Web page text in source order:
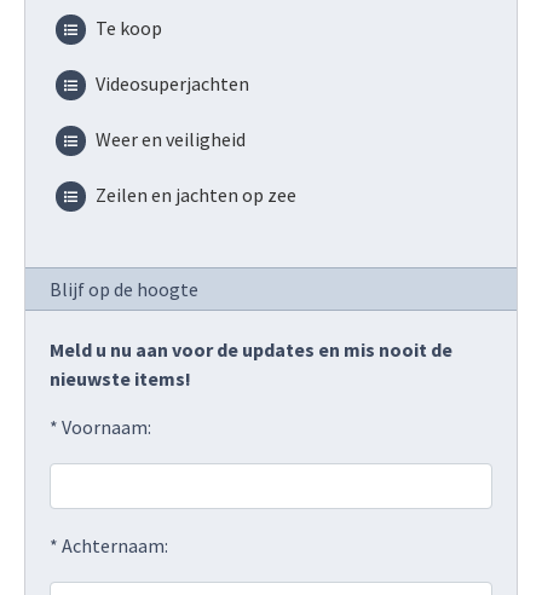
Te koop
Videosuperjachten
Weer en veiligheid
Zeilen en jachten op zee
Blijf op de hoogte
Meld u nu aan voor de updates en mis nooit de
nieuwste items!
* Voornaam:
* Achternaam: